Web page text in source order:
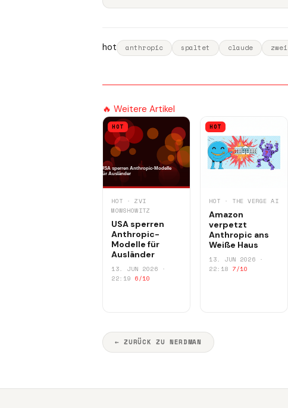
hot anthropic spaltet claude zwei
🔥 Weitere Artikel
HOT
HOT · ZVI
MOWSHOWITZ
USA sperren
Anthropic-
Modelle für
Ausländer
13. JUN 2026 ·
22:19 6/10
HOT
HOT · THE VERGE AI
Amazon
verpetzt
Anthropic ans
Weiße Haus
13. JUN 2026 ·
22:18 7/10
← ZURÜCK ZU NERDMAN